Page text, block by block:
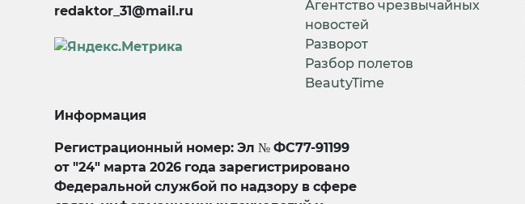
redaktor_31@mail.ru
Агентство чрезвычайных
новостей
Разворот
Разбор полетов
BeautyTime
Информация
Регистрационный номер: Эл № ФС77-91199
от "24" марта 2026 года зарегистрировано
Федеральной службой по надзору в сфере